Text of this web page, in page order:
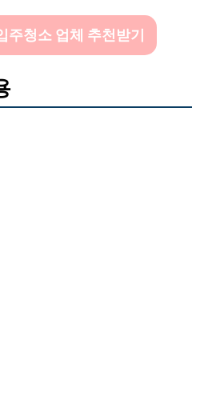
주청소 업체 추천받기